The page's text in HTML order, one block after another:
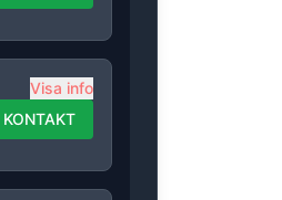
Visa info
KONTAKT